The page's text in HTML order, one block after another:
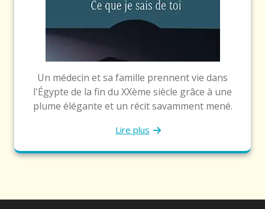
Un médecin et sa famille prennent vie dans
l'Égypte de la fin du XXème siècle grâce à une
plume élégante et un récit savamment mené.
Lire plus